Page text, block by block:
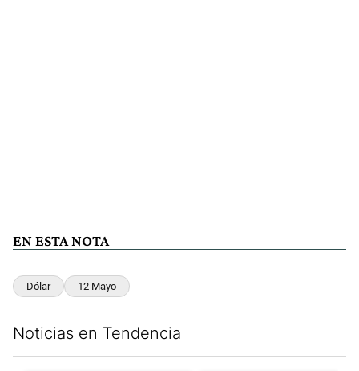
EN ESTA NOTA
Dólar 12 Mayo
Noticias en Tendencia